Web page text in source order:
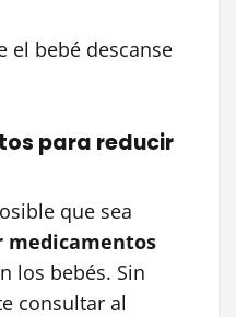
el bebé descanse
para reducir
que sea
los bebés. Sin
consultar al